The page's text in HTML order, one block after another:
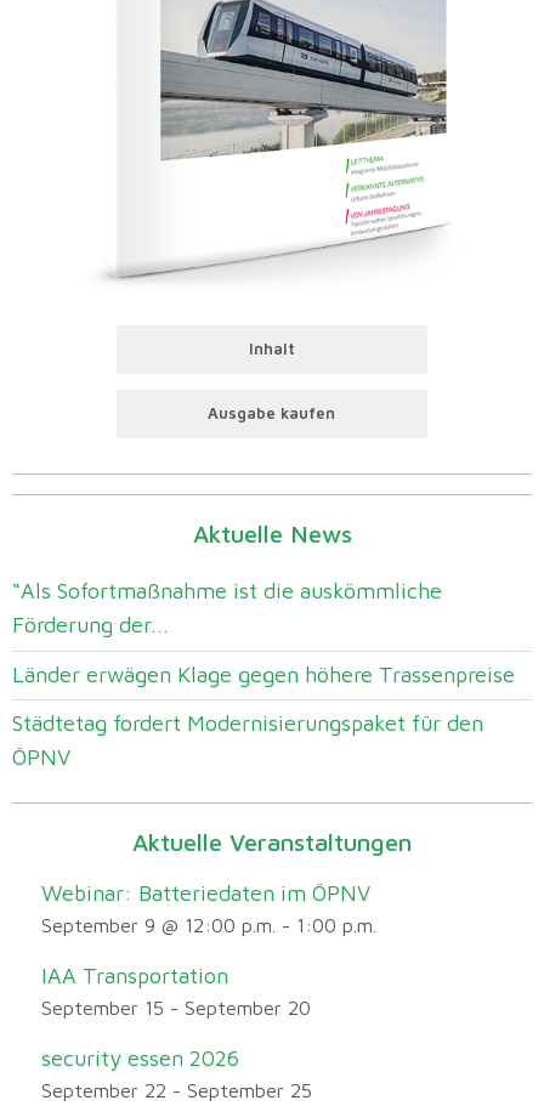
Inhalt
Ausgabe kaufen
Aktuelle News
“Als Sofortmaßnahme ist die auskömmliche
Förderung der...
Länder erwägen Klage gegen höhere Trassenpreise
Städtetag fordert Modernisierungspaket für den
ÖPNV
Aktuelle Veranstaltungen
Webinar: Batteriedaten im ÖPNV
September 9 @ 12:00 p.m. - 1:00 p.m.
IAA Transportation
September 15 - September 20
security essen 2026
September 22 - September 25